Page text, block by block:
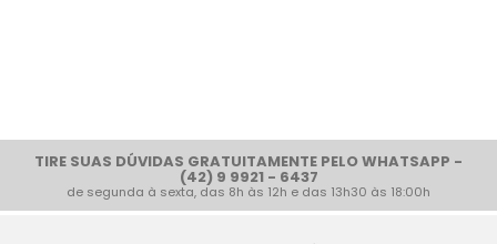
TIRE SUAS DÚVIDAS GRATUITAMENTE PELO WHATSAPP -
(42) 9 9921 - 6437
de segunda à sexta, das 8h às 12h e das 13h30 às 18:00h